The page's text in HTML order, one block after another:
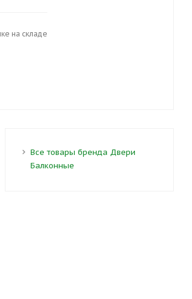
на складе
Все товары бренда Двери
Балконные